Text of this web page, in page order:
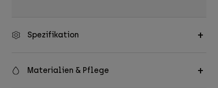
Spezifikation
Materialien & Pflege